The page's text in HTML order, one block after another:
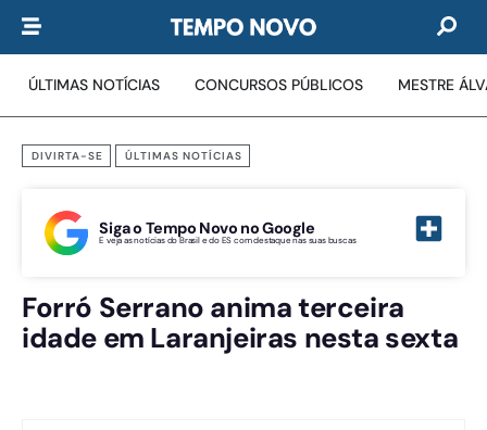
ÚLTIMAS NOTÍCIAS CONCURSOS PÚBLICOS MESTRE
DIVIRTA-SE ÚLTIMAS NOTÍCIAS
Siga o Tempo Novo no Google
E veja as notícias do Brasil e do ES com destaque nas suas buscas
Forró Serrano anima terceira
idade em Laranjeiras nesta sexta